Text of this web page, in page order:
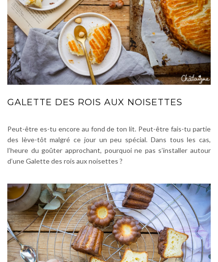
GALETTE DES ROIS AUX NOISETTES
Peut-être es-tu encore au fond de ton lit. Peut-être fais-tu partie
des lève-tôt malgré ce jour un peu spécial. Dans tous les cas,
l’heure du goûter approchant, pourquoi ne pas s’installer autour
d’une Galette des rois aux noisettes ?